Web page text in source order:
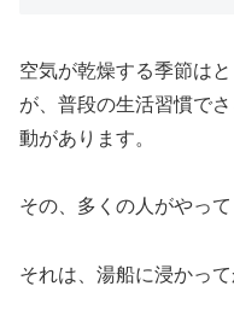
空気が乾燥する季節は
が、普段の生活習慣で
動があります。
その、多くの人がやっ
それは、湯船に浸かっ